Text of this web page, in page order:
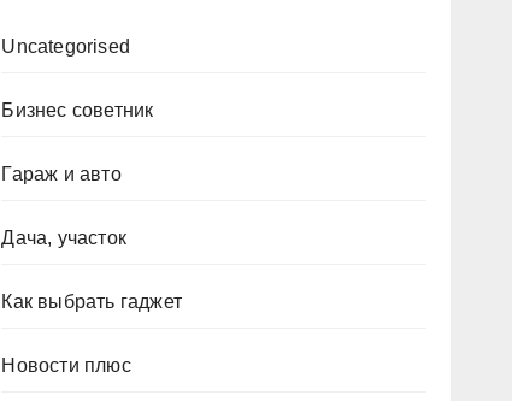
Uncategorised
Бизнес советник
Гараж и авто
Дача, участок
Как выбрать гаджет
Новости плюс